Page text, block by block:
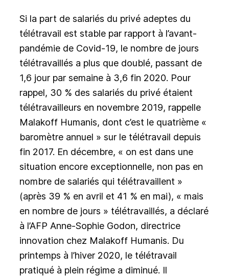
Si la part de salariés du privé adeptes du
télétravail est stable par rapport à l’avant-
pandémie de Covid-19, le nombre de jours
télétravaillés a plus que doublé, passant de
1,6 jour par semaine à 3,6 fin 2020. Pour
rappel, 30 % des salariés du privé étaient
télétravailleurs en novembre 2019, rappelle
Malakoff Humanis, dont c’est le quatrième «
baromètre annuel » sur le télétravail depuis
fin 2017. En décembre, « on est dans une
situation encore exceptionnelle, non pas en
nombre de salariés qui télétravaillent »
(après 39 % en avril et 41 % en mai), « mais
en nombre de jours » télétravaillés, a déclaré
à l’AFP Anne-Sophie Godon, directrice
innovation chez Malakoff Humanis. Du
printemps à l’hiver 2020, le télétravail
pratiqué à plein régime a diminué. Il